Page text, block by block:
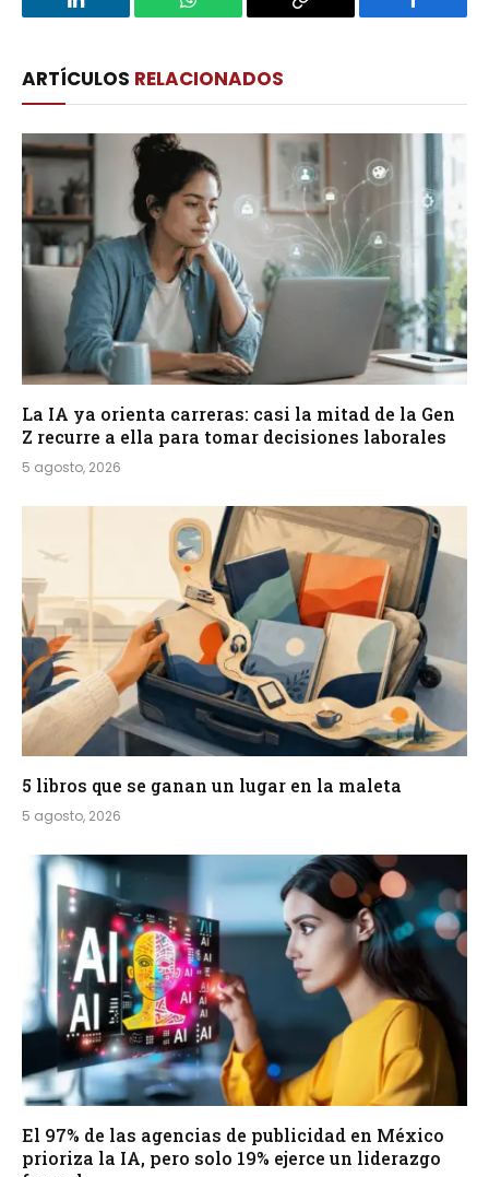
LinkedIn WhatsApp
Copy
Facebook
ARTÍCULOS RELACIONADOS
La IA ya orienta carreras: casi la mitad de la Gen
Z recurre a ella para tomar decisiones laborales
5 agosto, 2026
5 libros que se ganan un lugar en la maleta
5 agosto, 2026
El 97% de las agencias de publicidad en México
prioriza la IA, pero solo 19% ejerce un liderazgo